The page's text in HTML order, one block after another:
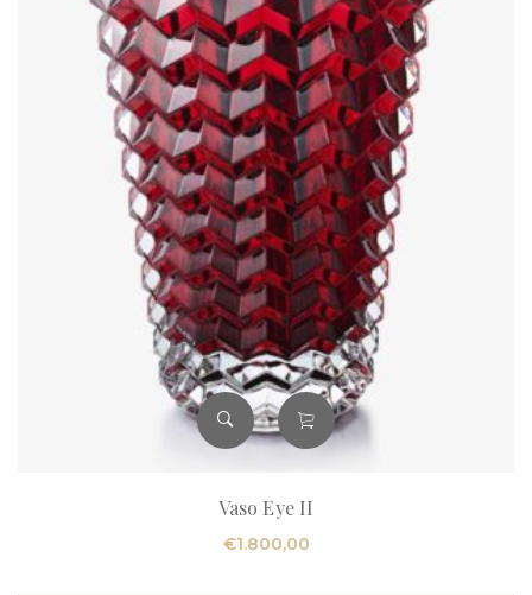
Vaso Eye II
€1.800,00